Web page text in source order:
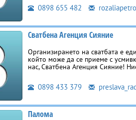
0898 655 482
Сватбена Агенция Сияние
Организирането на сватбата е
който може да се приеме с
нас, Сватбена Агенция Сияние!
0898 433 379
Палома